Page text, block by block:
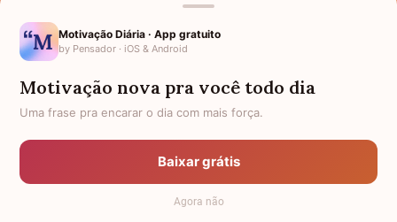
Nomes pelo Mundo
Política de Privacidade
Anuncie
Termos de Uso
Motivação Diária · App gratuito
by Pensador · iOS & Android
Motivação nova pra você todo dia
Uma frase pra encarar o dia com mais força.
Baixar grátis
Agora não